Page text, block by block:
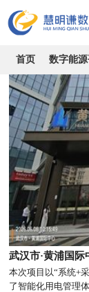
首页 数字能
全部案例 风光储
武汉市·黄浦国
本次项目以“系统+
了智能化用电管理